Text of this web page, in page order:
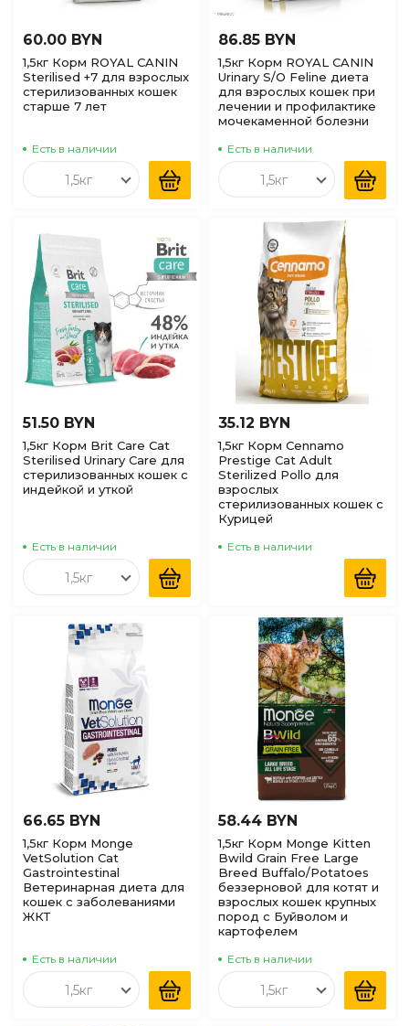
60.00 BYN
1,5кг Корм ROYAL CANIN
Sterilised +7 для взрослых
стерилизованных кошек
старше 7 лет
Есть в наличии
1,5кг
86.85 BYN
1,5кг Корм ROYAL CANIN
Urinary S/O Feline диета
для взрослых кошек при
лечении и профилактике
мочекаменной болезни
Есть в наличии
1,5кг
51.50 BYN
1,5кг Корм Brit Care Cat
Sterilised Urinary Care для
стерилизованных кошек с
индейкой и уткой
Есть в наличии
1,5кг
35.12 BYN
1,5кг Корм Cennamo
Prestige Cat Adult
Sterilized Pollo для
взрослых
стерилизованных кошек с
Курицей
Есть в наличии
66.65 BYN
1,5кг Корм Monge
VetSolution Cat
Gastrointestinal
Ветеринарная диета для
кошек с заболеваниями
ЖКТ
Есть в наличии
1,5кг
58.44 BYN
1,5кг Корм Monge Kitten
Bwild Grain Free Large
Breed Buffalo/Potatoes
беззерновой для котят и
взрослых кошек крупных
пород с Буйволом и
картофелем
Есть в наличии
1,5кг